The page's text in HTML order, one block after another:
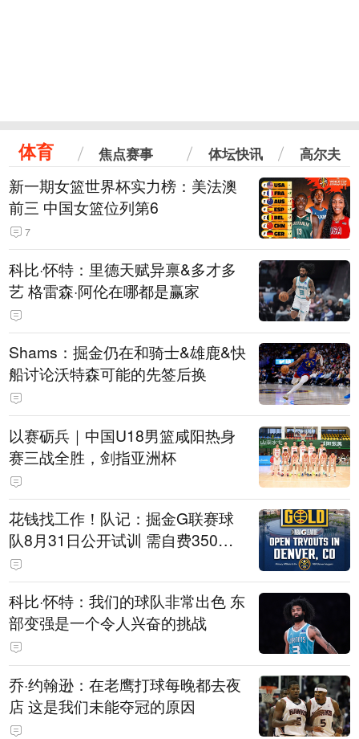
体育 焦点赛事 体坛快讯 高尔夫
新一期女篮世界杯实力榜：美法澳
前三 中国女篮位列第6
7
科比·怀特：里德天赋异禀&多才多
艺 格雷森·阿伦在哪都是赢家
Shams：掘金仍在和骑士&雄鹿&快
船讨论沃特森可能的先签后换
以赛砺兵｜中国U18男篮咸阳热身
赛三战全胜，剑指亚洲杯
花钱找工作！队记：掘金G联赛球
队8月31日公开试训 需自费350美
元
科比·怀特：我们的球队非常出色 东
部变强是一个令人兴奋的挑战
乔·约翰逊：在老鹰打球每晚都去夜
店 这是我们未能夺冠的原因